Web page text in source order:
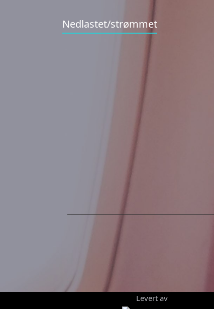
Nedlastet/strømmet
Levert av